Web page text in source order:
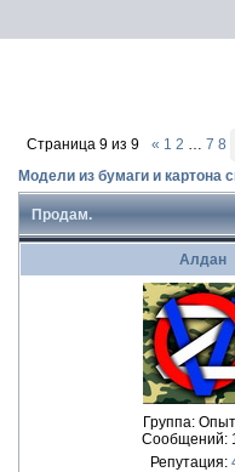
Страница 9 из 9 « 1 2 … 7 8
Модели из бумаги и картона
Продам.
Алдан
Группа:
Сообщений:
Репутация: